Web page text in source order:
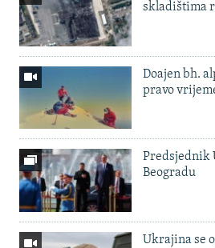
skladištima
Doajen bh.
pravo
Predsjednik
Beogradu
Ukrajina se